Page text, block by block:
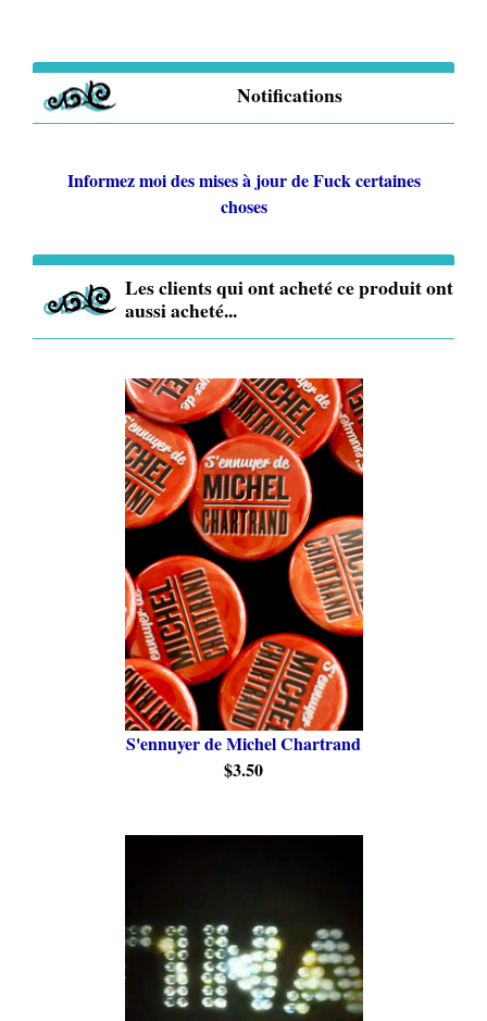
Notifications
Informez moi des mises à jour deFuck certaines
choses
Les clients qui ont acheté ce produit ont
aussi acheté...
S'ennuyer de Michel Chartrand
$3.50